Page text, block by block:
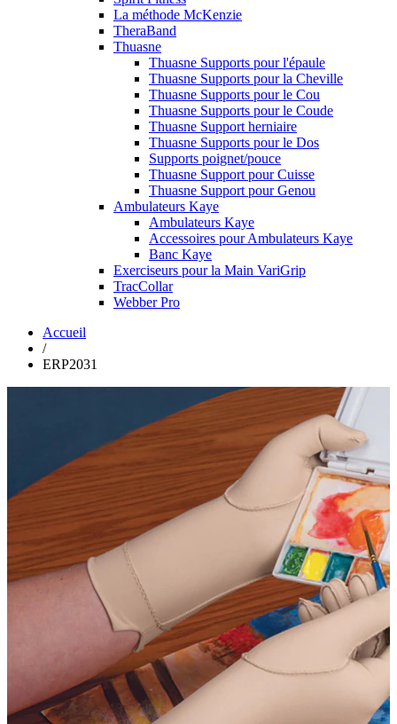
La méthode McKenzie
TheraBand
Thuasne
Thuasne Supports pour l'épaule
Thuasne Supports pour la Cheville
Thuasne Supports pour le Cou
Thuasne Supports pour le Coude
Thuasne Support herniaire
Thuasne Supports pour le Dos
Supports poignet/pouce
Thuasne Support pour Cuisse
Thuasne Support pour Genou
Ambulateurs Kaye
Ambulateurs Kaye
Accessoires pour Ambulateurs Kaye
Banc Kaye
Exerciseurs pour la Main VariGrip
TracCollar
Webber Pro
Accueil
/
ERP2031